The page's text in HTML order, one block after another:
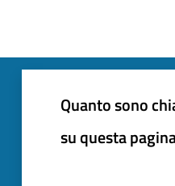
Quanto sono
su questa